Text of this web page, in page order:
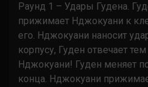
Раунд 1 – Удары Гудена.
прижимает Нджокуани к
его. Нджокуани наносит
корпусу, Гуден отвечает
Нджокуани! Гуден меняет
конца. Нджокуани